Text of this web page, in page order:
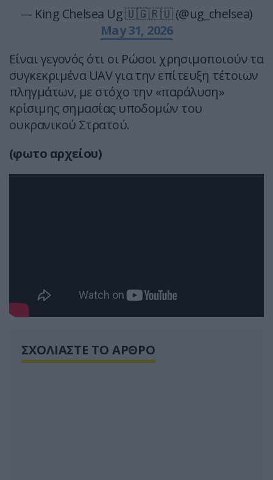
— King Chelsea Ug 🇺🇬🇷🇺 (@ug_chelsea)
May 31, 2026
Είναι γεγονός ότι οι Ρώσοι χρησιμοποιούν τα
συγκεκριμένα UAV για την επίτευξη τέτοιων
πληγμάτων, με στόχο την «παράλυση»
κρίσιμης σημασίας υποδομών του
ουκρανικού Στρατού.
(φωτο αρχείου)
ΣΧΟΛΙΑΣΤΕ ΤΟ ΑΡΘΡΟ